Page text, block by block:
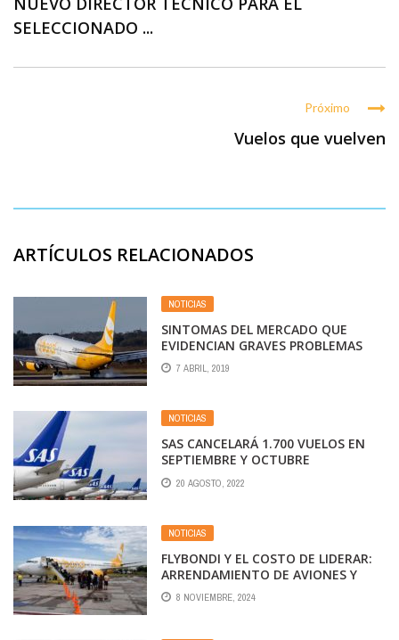
SELECCIONADO ...
Próximo
Vuelos que vuelven
ARTÍCULOS RELACIONADOS
NOTICIAS
SINTOMAS DEL MERCADO QUE
EVIDENCIAN GRAVES PROBLEMAS
ESTRUCTURALES EN LA ACTUAL
POLITICA AEROCOMERCIAL
7 ABRIL, 2019
NOTICIAS
SAS CANCELARÁ 1.700 VUELOS EN
SEPTIEMBRE Y OCTUBRE
20 AGOSTO, 2022
NOTICIAS
FLYBONDI Y EL COSTO DE LIDERAR:
ARRENDAMIENTO DE AVIONES Y
TRIPULACIÓN EXTRANJERA
8 NOVIEMBRE, 2024